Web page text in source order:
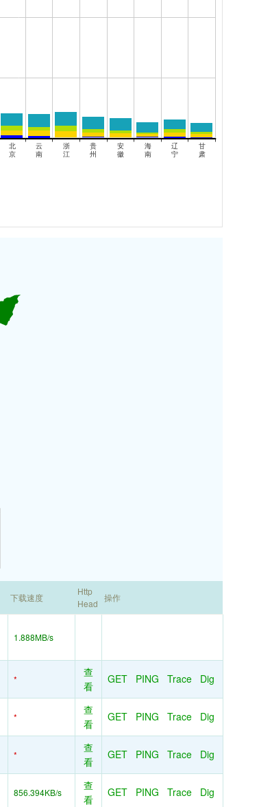
下载速度
Http
Head
操作
1.888MB/s
*
查
看
GET PING Trace Dig
*
查
看
GET PING Trace Dig
*
查
看
GET PING Trace Dig
856.394KB/s
查
看
GET PING Trace Dig